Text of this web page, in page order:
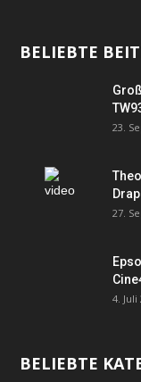
BELIEBTE
23.
27.
4. Juli
BELIEBTE